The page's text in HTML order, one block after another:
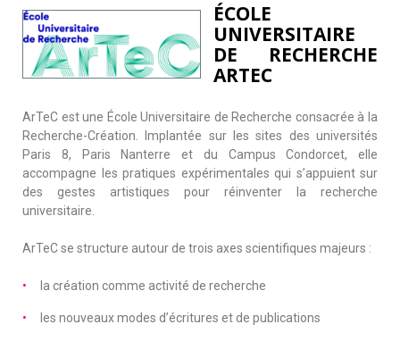
ÉCOLE
UNIVERSITAIRE
DE RECHERCHE
ARTEC
ArTeC est une École Universitaire de Recherche consacrée à la
Recherche-Création. Implantée sur les sites des universités
Paris 8, Paris Nanterre et du Campus Condorcet, elle
accompagne les pratiques expérimentales qui s’appuient sur
des gestes artistiques pour réinventer la recherche
universitaire.
ArTeC se structure autour de trois axes scientifiques majeurs :
la création comme activité de recherche
les nouveaux modes d’écritures et de publications